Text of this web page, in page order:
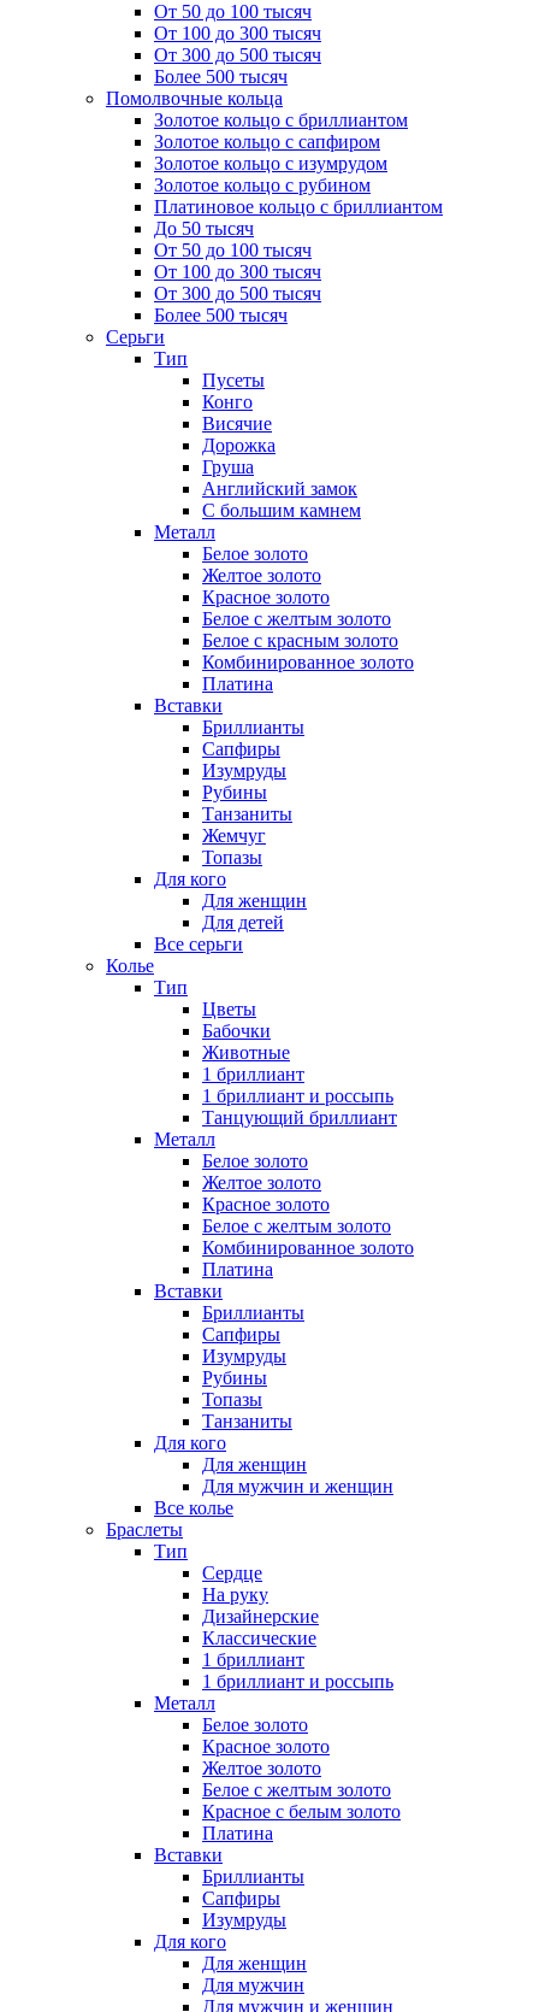
От 50 до 100 тысяч
От 100 до 300 тысяч
От 300 до 500 тысяч
Более 500 тысяч
Помолвочные кольца
Золотое кольцо с бриллиантом
Золотое кольцо с сапфиром
Золотое кольцо с изумрудом
Золотое кольцо с рубином
Платиновое кольцо с бриллиантом
До 50 тысяч
От 50 до 100 тысяч
От 100 до 300 тысяч
От 300 до 500 тысяч
Более 500 тысяч
Серьги
Тип
Пусеты
Конго
Висячие
Дорожка
Груша
Английский замок
С большим камнем
Металл
Белое золото
Желтое золото
Красное золото
Белое с желтым золото
Белое с красным золото
Комбинированное золото
Платина
Вставки
Бриллианты
Сапфиры
Изумруды
Рубины
Танзаниты
Жемчуг
Топазы
Для кого
Для женщин
Для детей
Все серьги
Колье
Тип
Цветы
Бабочки
Животные
1 бриллиант
1 бриллиант и россыпь
Танцующий бриллиант
Металл
Белое золото
Желтое золото
Красное золото
Белое с желтым золото
Комбинированное золото
Платина
Вставки
Бриллианты
Сапфиры
Изумруды
Рубины
Топазы
Танзаниты
Для кого
Для женщин
Для мужчин и женщин
Все колье
Браслеты
Тип
Сердце
На руку
Дизайнерские
Классические
1 бриллиант
1 бриллиант и россыпь
Металл
Белое золото
Красное золото
Желтое золото
Белое с желтым золото
Красное с белым золото
Платина
Вставки
Бриллианты
Сапфиры
Изумруды
Для кого
Для женщин
Для мужчин
Для мужчин и женщин